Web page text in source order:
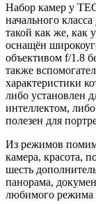
Набор камер у
начального
такой как же, как
оснащён
объективом f/1.8
также
характеристики
либо установлен
интеллектом,
полезен для
Из режимов
камера, красота,
шесть
панорама,
любимого режима